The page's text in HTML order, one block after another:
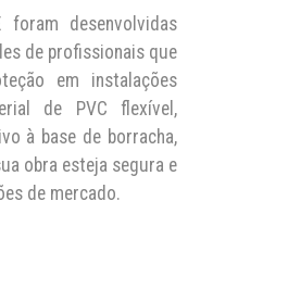
foram desenvolvidas
de profissionais que
em instalações
de PVC flexível,
à base de borracha,
obra esteja segura e
de mercado.